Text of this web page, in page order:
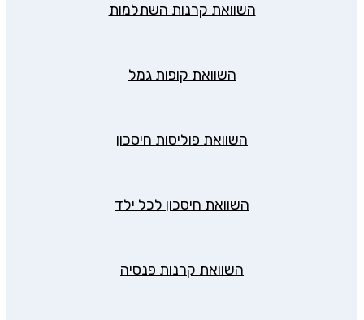
השוואת קרנות השתלמות
השוואת קופות גמל
השוואת פוליסות חיסכון
השוואת חיסכון לכל ילד
השוואת קרנות פנסיה